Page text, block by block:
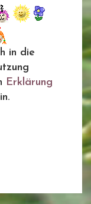
in die
Erklärung